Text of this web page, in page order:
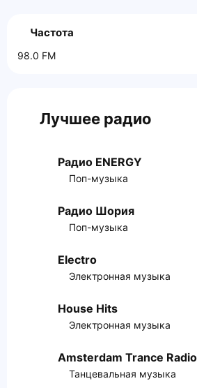
Частота
98.0 FM
Лучшее радио
Радио ENERGY
Поп-музыка
Радио Шория
Поп-музыка
Electro
Электронная музыка
House Hits
Электронная музыка
Amsterdam Trance
Танцевальная музыка